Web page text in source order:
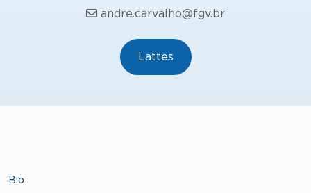
andre.carvalho@fgv.br
Lattes
Bio